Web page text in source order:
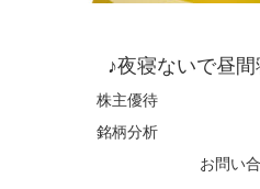
♪夜寝ないで昼
株主優待
銘柄分析
お問い